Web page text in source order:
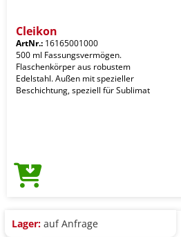
Cleikon
ArtNr.: 16165001000
500 ml Fassungsvermögen.
Flaschenkörper aus robustem
Edelstahl. Außen mit spezieller
Beschichtung, speziell für Sublimat
Lager: auf Anfrage